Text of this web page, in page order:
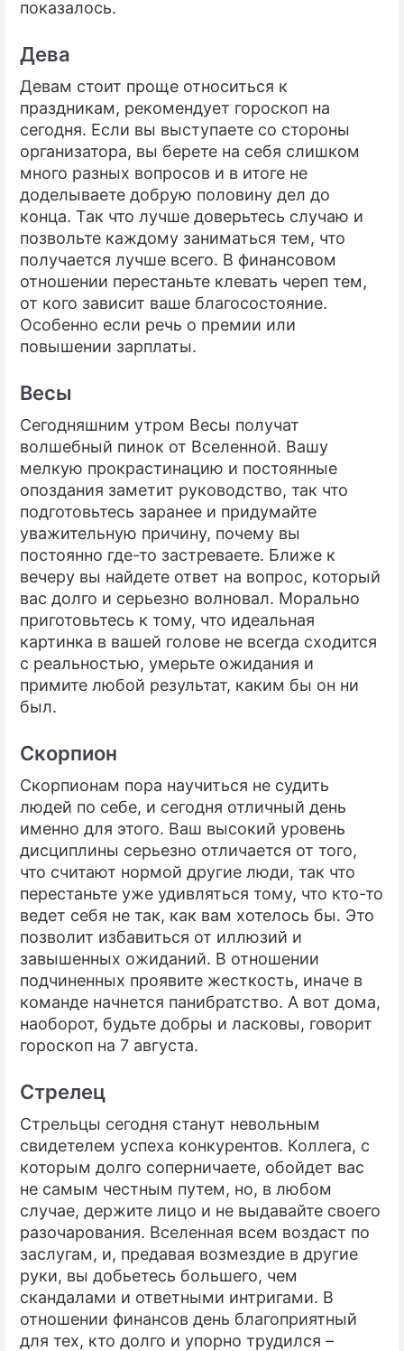
показалось.
Дева
Девам стоит проще относиться к
праздникам, рекомендует гороскоп на
сегодня. Если вы выступаете со стороны
организатора, вы берете на себя слишком
много разных вопросов и в итоге не
доделываете добрую половину дел до
конца. Так что лучше доверьтесь случаю и
позвольте каждому заниматься тем, что
получается лучше всего. В финансовом
отношении перестаньте клевать череп тем,
от кого зависит ваше благосостояние.
Особенно если речь о премии или
повышении зарплаты.
Весы
Сегодняшним утром Весы получат
волшебный пинок от Вселенной. Вашу
мелкую прокрастинацию и постоянные
опоздания заметит руководство, так что
подготовьтесь заранее и придумайте
уважительную причину, почему вы
постоянно где-то застреваете. Ближе к
вечеру вы найдете ответ на вопрос, который
вас долго и серьезно волновал. Морально
приготовьтесь к тому, что идеальная
картинка в вашей голове не всегда сходится
с реальностью, умерьте ожидания и
примите любой результат, каким бы он ни
был.
Скорпион
Скорпионам пора научиться не судить
людей по себе, и сегодня отличный день
именно для этого. Ваш высокий уровень
дисциплины серьезно отличается от того,
что считают нормой другие люди, так что
перестаньте уже удивляться тому, что кто-то
ведет себя не так, как вам хотелось бы. Это
позволит избавиться от иллюзий и
завышенных ожиданий. В отношении
подчиненных проявите жесткость, иначе в
команде начнется панибратство. А вот дома,
наоборот, будьте добры и ласковы, говорит
гороскоп на 7 августа.
Стрелец
Стрельцы сегодня станут невольным
свидетелем успеха конкурентов. Коллега, с
которым долго соперничаете, обойдет вас
не самым честным путем, но, в любом
случае, держите лицо и не выдавайте своего
разочарования. Вселенная всем воздаст по
заслугам, и, предавая возмездие в другие
руки, вы добьетесь большего, чем
скандалами и ответными интригами. В
отношении финансов день благоприятный
для тех, кто долго и упорно трудился –